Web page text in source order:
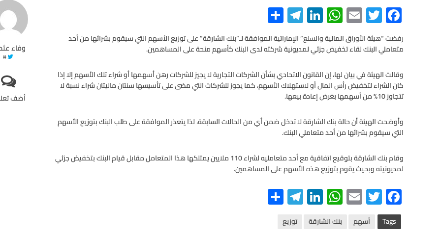
وفاء
#
أضف
F
ac
e
b
o
o
T
wi
tt
E
m
ail
W
h
at
s
A
p
p
Li
n
ke
dI
n
Te
le
gr
m
S
h
ar
e
رفضت “هيئة الأوراق المالية والسلع” الإماراتية الموافقة لـ”بنك الشارقة” على توزيع الأسهم التي سيقوم بشرائها من أحد
متعاملي البنك لقاء تخفيض جزئي لمديونية شركته لدى البنك كأسهم منحة على المساهمين.
وقالت الهيئة في بيان لها، إن القانون الاتحادي بشأن الشركات التجارية لا يجيز للشركات رهن أسهمها أو شراء تلك الأسهم إلا إذا
كان الشراء لتخفيض رأس المال أو لاستهلاك الأسهم، كما يجوز للشركات التي مضى على تأسيسها سنتان ماليتان شراء نسبة لا
تتجاوز 10% من أسهمها بغرض إعادة بيعها.
وأوضحت الهيئة أن حالة بنك الشارقة لا تدخل ضمن أي من الحالات السابقة، لذا يتعذر الموافقة على طلب البنك بتوزيع الأسهم
التي سيقوم بشرائها من أحد متعاملي البنك.
وقام بنك الشارقة بتوقيع اتفاقية مع أحد متعامليه لشراء 110 ملايين يمتلكها هذا المتعامل مقابل قيام البنك بتخفيض جزئي
لمديونيته وبحيث يقوم بتوزيع هذه الأسهم على المساهمين.
F
ac
e
T
wi
tt
E
m
ail
W
h
at
Li
n
ke
Te
le
gr
S
h Tags أسهم بنك الشارقة توزيع